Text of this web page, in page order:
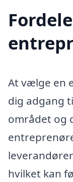
At vælge en
dig adgang
området og
hvilket kan